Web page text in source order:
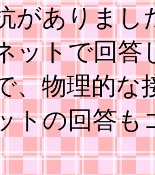
がありまし
ットで回答
、物理的な
トの回答も